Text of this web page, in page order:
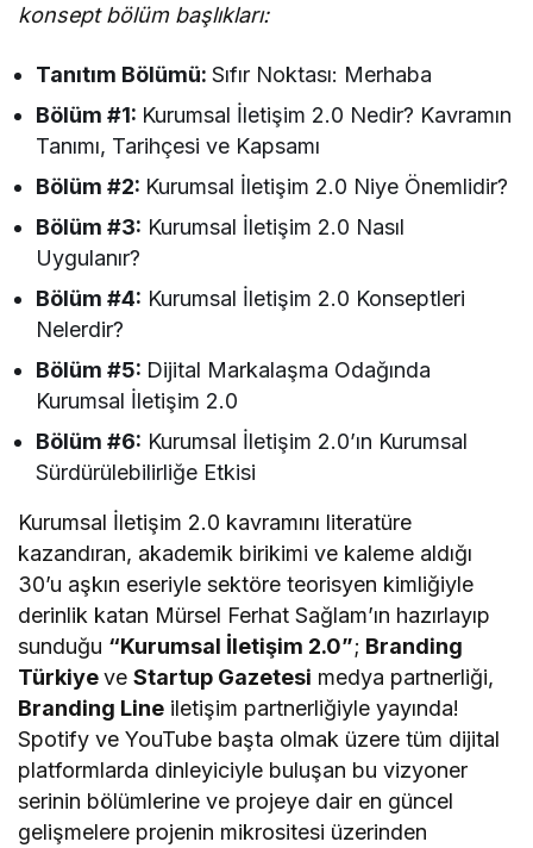
konsept bölüm başlıkları:
Tanıtım Bölümü:Sıfır Noktası: Merhaba
Bölüm #1: Kurumsal İletişim 2.0 Nedir? Kavramın
Tanımı, Tarihçesi ve Kapsamı
Bölüm #2: Kurumsal İletişim 2.0 Niye Önemlidir?
Bölüm #3: Kurumsal İletişim 2.0 Nasıl
Uygulanır?
Bölüm #4: Kurumsal İletişim 2.0 Konseptleri
Nelerdir?
Bölüm #5: Dijital Markalaşma Odağında
Kurumsal İletişim 2.0
Bölüm #6: Kurumsal İletişim 2.0’ın Kurumsal
Sürdürülebilirliğe Etkisi
Kurumsal İletişim 2.0 kavramını literatüre
kazandıran, akademik birikimi ve kaleme aldığı
30’u aşkın eseriyle sektöre teorisyen kimliğiyle
derinlik katan Mürsel Ferhat Sağlam’ın hazırlayıp
sunduğu “Kurumsal İletişim 2.0”; Branding
TürkiyeveStartup Gazetesi medya partnerliği,
Branding Line iletişim partnerliğiyle yayında!
Spotify ve YouTube başta olmak üzere tüm dijital
platformlarda dinleyiciyle buluşan bu vizyoner
serinin bölümlerine ve projeye dair en güncel
gelişmelere projenin mikrositesi üzerinden